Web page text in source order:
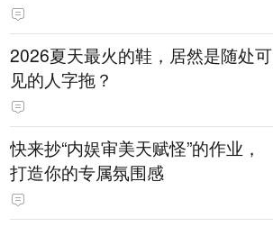
2026夏天最火的鞋，居然是随处可
见的人字拖？
快来抄“内娱审美天赋怪”的作业，
打造你的专属氛围感